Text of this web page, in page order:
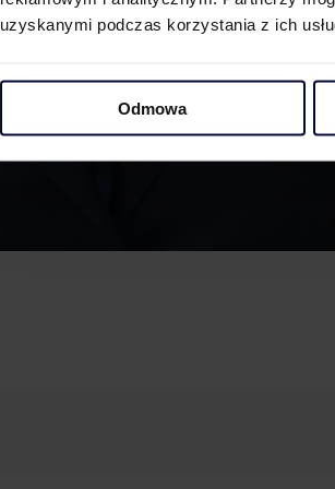
uzyskanymi podczas korzystania z ich
Odmowa